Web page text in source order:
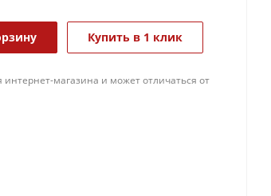
Купить в 1 клик
интернет-магазина и может отличаться от